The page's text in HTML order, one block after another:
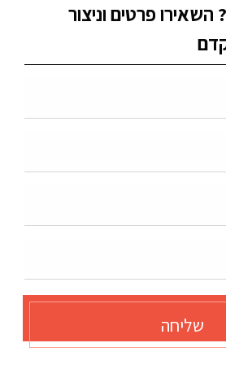
השאירו פרטים וניצור
שליחה